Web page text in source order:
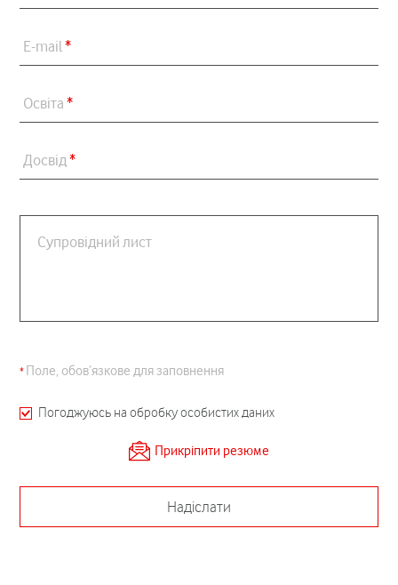
E-mail*
Освіта *
Досвід*
Супровідний лист
Поле, обов’язкове для заповнення
Погоджуюсь на обробку особистих даних
Прикріпити резюме
Надіслати